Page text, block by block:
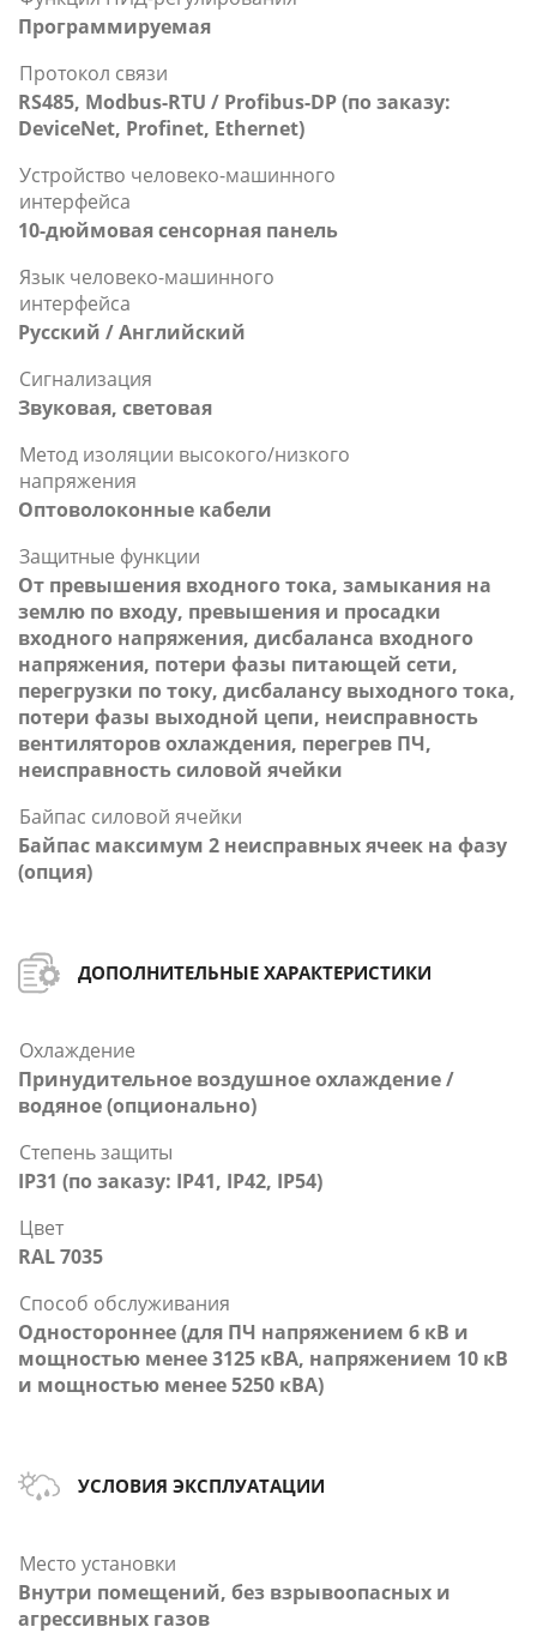
Программируемая
Протокол связи
RS485, Modbus-RTU / Profibus-DP (по заказу:
DeviceNet, Profinet, Ethernet)
Устройство человеко-машинного
интерфейса
10-дюймовая сенсорная панель
Язык человеко-машинного
интерфейса
Русский / Английский
Сигнализация
Звуковая, световая
Метод изоляции высокого/низкого
напряжения
Оптоволоконные кабели
Защитные функции
От превышения входного тока, замыкания на
землю по входу, превышения и просадки
входного напряжения, дисбаланса входного
напряжения, потери фазы питающей сети,
перегрузки по току, дисбалансу выходного тока,
потери фазы выходной цепи, неисправность
вентиляторов охлаждения, перегрев ПЧ,
неисправность силовой ячейки
Байпас силовой ячейки
Байпас максимум 2 неисправных ячеек на фазу
(опция)
ДОПОЛНИТЕЛЬНЫЕ ХАРАКТЕРИСТИКИ
Охлаждение
Принудительное воздушное охлаждение /
водяное (опционально)
Степень защиты
IP31 (по заказу: IP41, IP42, IP54)
Цвет
RAL 7035
Способ обслуживания
Одностороннее (для ПЧ напряжением 6 кВ и
мощностью менее 3125 кВА, напряжением 10 кВ
и мощностью менее 5250 кВА)
УСЛОВИЯ ЭКСПЛУАТАЦИИ
Место установки
Внутри помещений, без взрывоопасных и
агрессивных газов